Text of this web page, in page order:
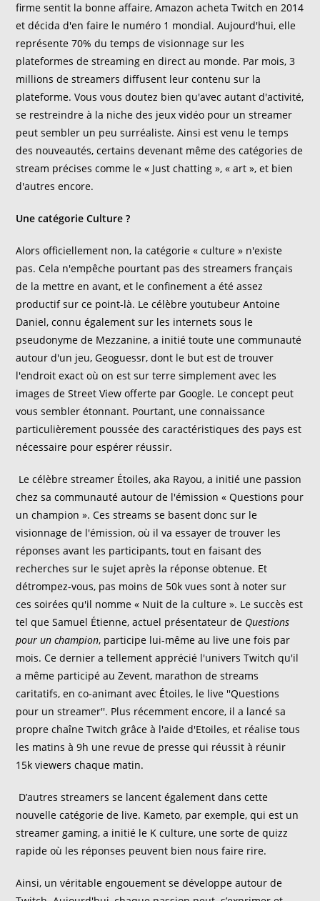
firme sentit la bonne affaire, Amazon acheta Twitch en 2014
et décida d'en faire le numéro 1 mondial. Aujourd'hui, elle
représente 70% du temps de visionnage sur les
plateformes de streaming en direct au monde. Par mois, 3
millions de streamers diffusent leur contenu sur la
plateforme. Vous vous doutez bien qu'avec autant d'activité,
se restreindre à la niche des jeux vidéo pour un streamer
peut sembler un peu surréaliste. Ainsi est venu le temps
des nouveautés, certains devenant même des catégories de
stream précises comme le « Just chatting », « art », et bien
d'autres encore.
Une catégorie Culture ?
Alors officiellement non, la catégorie « culture » n'existe
pas. Cela n'empêche pourtant pas des streamers français
de la mettre en avant, et le confinement a été assez
productif sur ce point-là. Le célèbre youtubeur Antoine
Daniel, connu également sur les internets sous le
pseudonyme de Mezzanine, a initié toute une communauté
autour d'un jeu, Geoguessr, dont le but est de trouver
l'endroit exact où on est sur terre simplement avec les
images de Street View offerte par Google. Le concept peut
vous sembler étonnant. Pourtant, une connaissance
particulièrement poussée des caractéristiques des pays est
nécessaire pour espérer réussir.
Le célèbre streamer Étoiles, aka Rayou, a initié une passion
chez sa communauté autour de l'émission « Questions pour
un champion ». Ces streams se basent donc sur le
visionnage de l'émission, où il va essayer de trouver les
réponses avant les participants, tout en faisant des
recherches sur le sujet après la réponse obtenue. Et
détrompez-vous, pas moins de 50k vues sont à noter sur
ces soirées qu'il nomme « Nuit de la culture ». Le succès est
tel que Samuel Étienne, actuel présentateur de Questions
pour un champion, participe lui-même au live une fois par
mois. Ce dernier a tellement apprécié l'univers Twitch qu'il
a même participé au Zevent, marathon de streams
caritatifs, en co-animant avec Étoiles, le live ''Questions
pour un streamer''. Plus récemment encore, il a lancé sa
propre chaîne Twitch grâce à l'aide d'Etoiles, et réalise tous
les matins à 9h une revue de presse qui réussit à réunir
15k viewers chaque matin.
D’autres streamers se lancent également dans cette
nouvelle catégorie de live. Kameto, par exemple, qui est un
streamer gaming, a initié le K culture, une sorte de quizz
rapide où les réponses peuvent bien nous faire rire.
Ainsi, un véritable engouement se développe autour de